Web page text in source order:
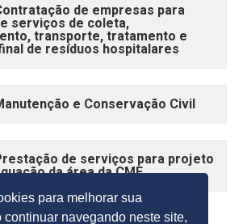
para melhorar sua
continuar navegando neste site,
de empresas para
serviços de coleta,
transporte, tratamento e
de resíduos hospitalares
e Conservação Civil
de serviços para projeto
da área da CME